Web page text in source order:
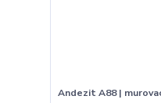
Andezit A88 |